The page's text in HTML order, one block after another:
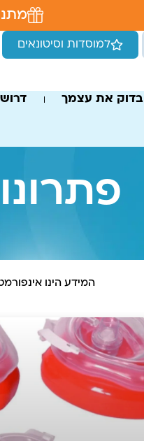
למוסדות וסיטונאים
בדוק את עצמך
המידע הינו